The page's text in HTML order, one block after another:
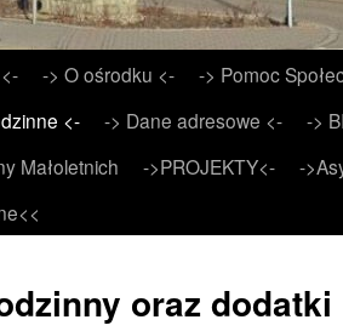
-> O ośrodku <-
-> Pomoc
<-
-> Dane adresowe <-
->
Małoletnich
->PROJEKTY<-
-
oraz dodatki